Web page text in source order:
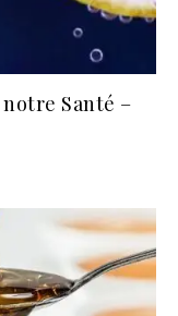
notre Santé –